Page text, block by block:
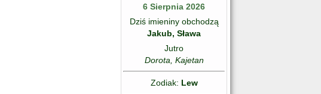
6 Sierpnia 2026
Dziś imieniny obchodzą
Jakub, Sława
Jutro
Dorota, Kajetan
Zodiak: Lew